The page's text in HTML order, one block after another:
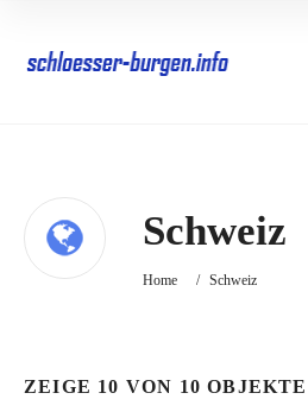
Schweiz
Home / Schweiz
ZEIGE 10 VON 10 OBJEKTE